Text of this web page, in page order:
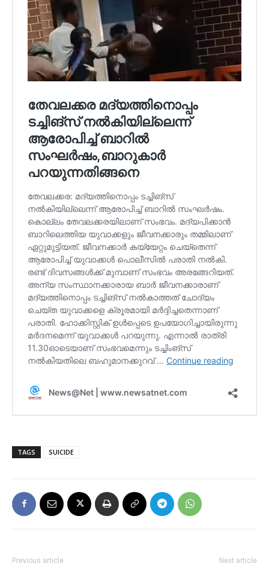
TAGS SUICIDE
Previous article Next article